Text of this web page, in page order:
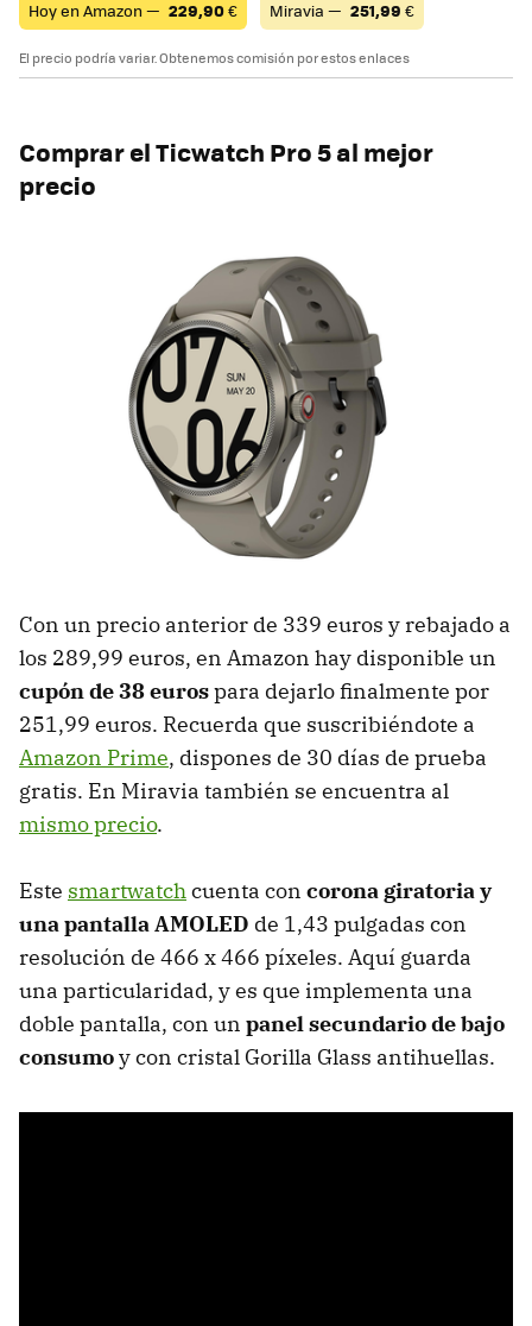
Hoy en Amazon — 229,90€ Miravia — 251,99 €
El precio podría variar. Obtenemos comisión por estos enlaces
Comprar el Ticwatch Pro 5 al mejor
precio
Con un precio anterior de 339 euros y rebajado a
los 289,99 euros, en Amazon hay disponible un
cupón de 38 eurospara dejarlo finalmente por
251,99 euros. Recuerda que suscribiéndote a
Amazon Prime, dispones de 30 días de prueba
gratis. En Miravia también se encuentra al
mismo precio.
Este smartwatchcuenta con corona giratoria y
una pantalla AMOLED de 1,43 pulgadas con
resolución de 466 x 466 píxeles. Aquí guarda
una particularidad, y es que implementa una
doble pantalla, con un panel secundario de bajo
consumoy con cristal Gorilla Glass antihuellas.